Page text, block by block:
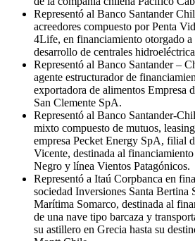
Representó al Banco Santander
acreedores compuesto por Penta
4Life, en financiamiento otorgado
desarrollo de centrales
Representó al Banco Santander –
agente estructurador de
exportadora de alimentos Empresa
San Clemente SpA.
Representó al Banco Santander-
mixto compuesto de mutuos,
empresa Pecket Energy SpA, filial
Vicente, destinada al
Negro y línea Vientos Patagónicos.
Representó a Itaú Corpbanca en
sociedad Inversiones Santa
Marítima Somarco, destinada al
de una nave tipo barcaza y
su astillero en Grecia hasta su